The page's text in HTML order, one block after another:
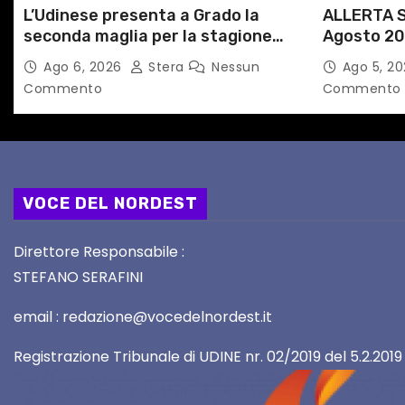
o
l
i
L’Udinese presenta a Grado la
seconda maglia per la stagione
2026/27
Ago 6, 2026 Stera
Nessun
Commento
ALLERTA
Agosto
alleAgo 5,
Commento
VOCE DEL NORDEST
Direttore Responsabile :
STEFANO SERAFINI
email : redazione@vocedelnordest.it
Registrazione Tribunale di UDINE nr. 02/2019 del 5.2.2019